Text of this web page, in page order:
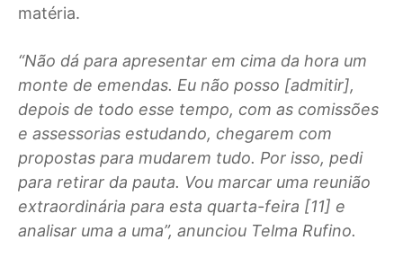
matéria.
“Não dá para apresentar em cima da hora um
monte de emendas. Eu não posso [admitir],
depois de todo esse tempo, com as comissões
e assessorias estudando, chegarem com
propostas para mudarem tudo. Por isso, pedi
para retirar da pauta. Vou marcar uma reunião
extraordinária para esta quarta-feira [11] e
analisar uma a uma”, anunciou Telma Rufino.